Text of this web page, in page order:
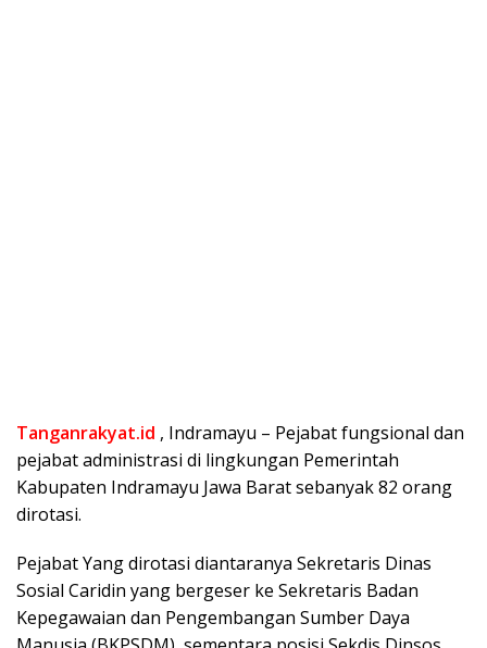
Tanganrakyat.id , Indramayu – Pejabat fungsional dan
pejabat administrasi di lingkungan Pemerintah
Kabupaten Indramayu Jawa Barat sebanyak 82 orang
dirotasi.
Pejabat Yang dirotasi diantaranya Sekretaris Dinas
Sosial Caridin yang bergeser ke Sekretaris Badan
Kepegawaian dan Pengembangan Sumber Daya